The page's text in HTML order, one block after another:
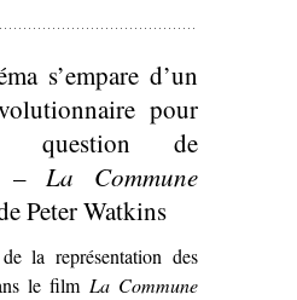
s’empare d’un
pour
question de
–La Commune
Peter Watkins
la représentation des
le film La Commune